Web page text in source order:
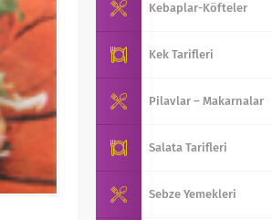
Kebaplar-Köfteler
Kek Tarifleri
Pilavlar – Makarnalar
Salata Tarifleri
Sebze Yemekleri